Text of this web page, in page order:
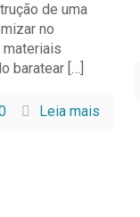
de uma
no
materiais
baratear […]
Leia mais